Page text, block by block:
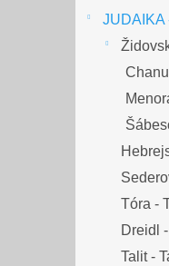
JUDAIKA
Tóra -
Dreidl
Talit -